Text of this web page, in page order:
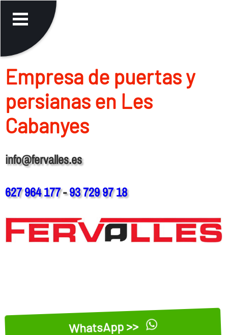
Empresa de puertas y
persianas en Les
Cabanyes
info@fervalles.es
627 964 177-93 729 97 18
WhatsApp >>